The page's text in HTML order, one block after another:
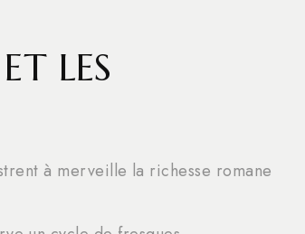
LES
à merveille la richesse romane